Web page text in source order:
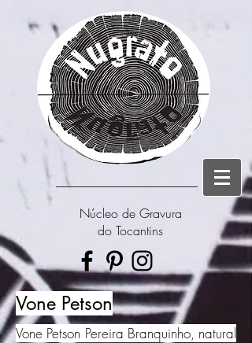
Núcleo de Gravura
do Tocantins
Vone Petson
Vone Petson Pereira Branquinho, natural